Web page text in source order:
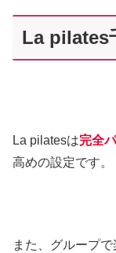
La pilates
La pilatesは完全
高めの設定です。
また、グループ